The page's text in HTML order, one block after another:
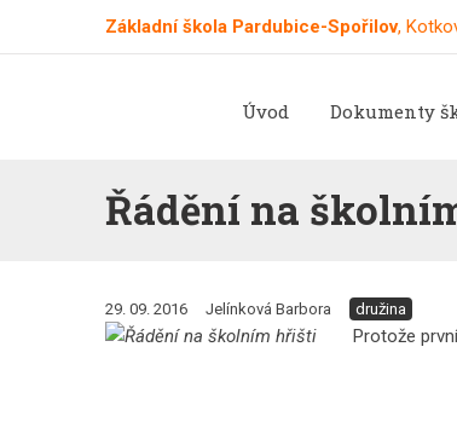
Základní škola Pardubice-Spořilov,
Úvod Dokumenty
Řádění na
29. 09. 2016 Jelínková Barbora družina
Protože